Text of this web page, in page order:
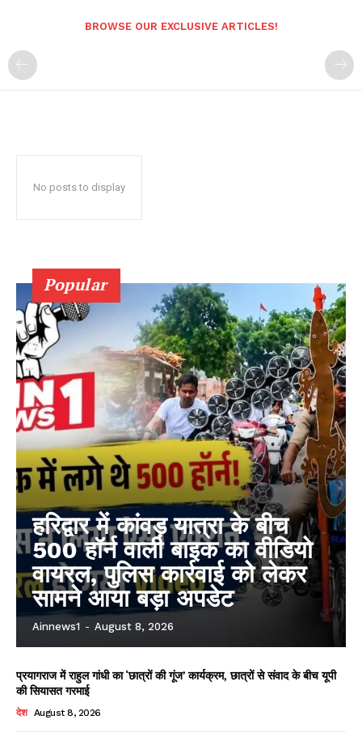
BROWSE OUR EXCLUSIVE ARTICLES!
No posts to display
Popular
हरिद्वार में कांवड़ यात्रा के बीच
500 हॉर्न वाली बाइक का वीडियो
वायरल, पुलिस कार्रवाई को लेकर
सामने आया बड़ा अपडेट
Ainnews1 - August 8, 2026
प्रयागराज में राहुल गांधी का ‘छात्रों की गूंज’ कार्यक्रम, छात्रों से संवाद के बीच यूपी
की सियासत गरमाई
देश August 8, 2026